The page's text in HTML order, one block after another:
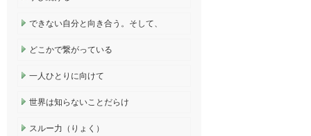
できない自分と向き合う。そして、
どこかで繋がっている
一人ひとりに向けて
世界は知らないことだらけ
スルー力（りょく）